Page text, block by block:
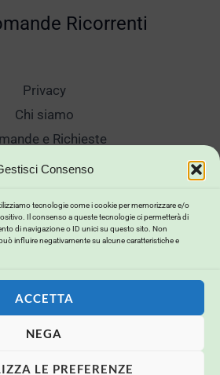
Consenso
tecnologie come i cookie per memorizzare e/o
Il consenso a queste tecnologie ci permetterà di
di navigazione o ID unici su questo sito. Non
influire negativamente su alcune caratteristiche e
ACCETTA
NEGA
LE PREFERENZE
Ricorrenti
Privacy
Chi siamo
e Richieste
Showroom
e Lavaggi
Cambio Merce
My Account
© 2026 . Powered by .